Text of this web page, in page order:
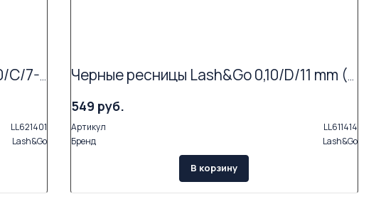
Черные ресницы Lash&Go микс 0,10/C/7-14 mm (16 линий)
LL621401
Lash&Go
Черные ресницы Lash&Go 0,10/D/11 mm (16 линий)
549 руб.
Артикул
LL611414
Бренд
Lash&Go
В корзину